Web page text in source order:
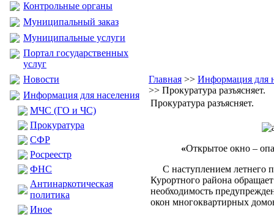
Контрольные органы
Муниципальный заказ
Муниципальные услуги
Портал государственных
услуг
Новости
Информация для населения
МЧС (ГО и ЧС)
Прокуратура
CФР
Росреестр
ФНС
Антинаркотическая
политика
Иное
Главная >> Информация для
>> Прокуратура разъясняет.
Прокуратура разъясняет.
«Открытое окно –
С наступлением летнего
Курортного района
необходимость
окон многоквартирных